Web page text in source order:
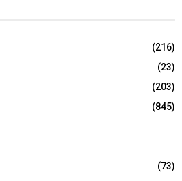
(216)
(23)
(203)
(845)
(73)